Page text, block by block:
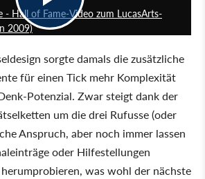
- Hall of Fame-Video zum LucasArts-
2009)
sorgte damals die zusätzliche
für einen Tick mehr Komplexität
Potenzial. Zwar steigt dank der
um die drei Rufusse (oder
Anspruch, aber noch immer lassen
oder Hilfestellungen
was wohl der nächste